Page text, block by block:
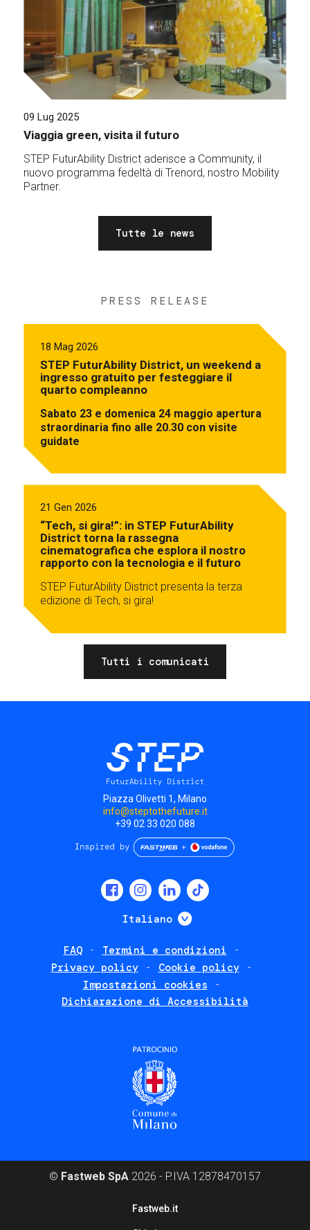
09 Lug 2025
Viaggia green, visita il futuro
STEP FuturAbility District aderisce a Community, il
nuovo programma fedeltà di Trenord, nostro Mobility
Partner.
Tutte le news
PRESS RELEASE
18 Mag 2026
STEP FuturAbility District, un weekend a
ingresso gratuito per festeggiare il
quarto compleanno
Sabato 23 e domenica 24 maggio apertura
straordinaria fino alle 20.30 con visite
guidate
21 Gen 2026
“Tech, si gira!”: in STEP FuturAbility
District torna la rassegna
cinematografica che esplora il nostro
rapporto con la tecnologia e il futuro
STEP FuturAbility District presenta la terza
edizione di Tech, si gira!
Tutti i comunicati
Piazza Olivetti 1, Milano
info@steptothefuture.it
+39 02 33 020 088
Italiano Mostra ulteriori
FAQ
Termini e condizioni
Privacy policy
Cookie policy
Impostazioni cookies
Dichiarazione di Accessibilità
© Fastweb SpA 2026 - P.IVA 12878470157
Fastweb.it